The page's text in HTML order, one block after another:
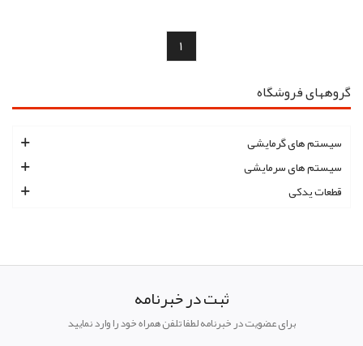
گروههای فروشگاه
سیستم های گرمایشی
سیستم های سرمایشی
قطعات یدکی
1
ثبت در خبرنامه
برای عضویت در خبرنامه لطفا تلفن همراه خود را وارد نمایید